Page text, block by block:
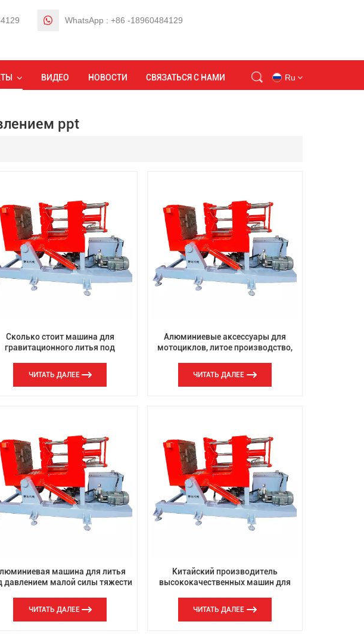
WhatsApp : +86 -18960484129
ВИДЕО НОВОСТИ СВЯЗАТЬСЯ С НАМИ Ru
tr
th
машина для литья под давлением ppt
ppt
Сколько стоит машина для
гравитационного литья под
ЧИТАТЬ ДАЛЕЕ
Алюминиевые аксессуары для
мотоциклов, литое производство,
давлением
ЧИТАТЬ ДАЛЕЕ
машина для литья
давлением малой силы тяжести
ЧИТАТЬ ДАЛЕЕ
Китайский производитель
высококачественных машин для
опыт производства
ЧИТАТЬ ДАЛЕЕ